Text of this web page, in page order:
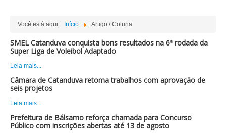
Você está aqui: Início Artigo / Coluna
SMEL Catanduva conquista bons resultados na 6ª rodada da
Super Liga de Voleibol Adaptado
Leia mais...
Câmara de Catanduva retoma trabalhos com aprovação de
seis projetos
Leia mais...
Prefeitura de Bálsamo reforça chamada para Concurso
Público com inscrições abertas até 13 de agosto